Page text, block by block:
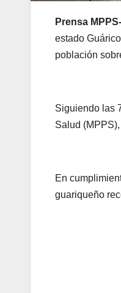
Prensa
estado
población
Siguiendo las
Salud
En
guariqueño